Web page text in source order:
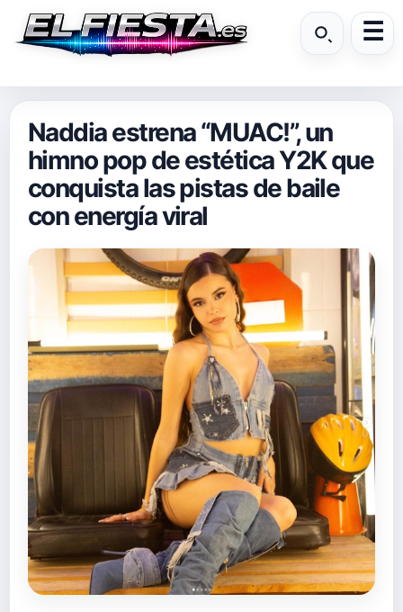
Naddia estrena “MUAC!”, un
himno pop de estética Y2K que
conquista las pistas de baile
con energía viral